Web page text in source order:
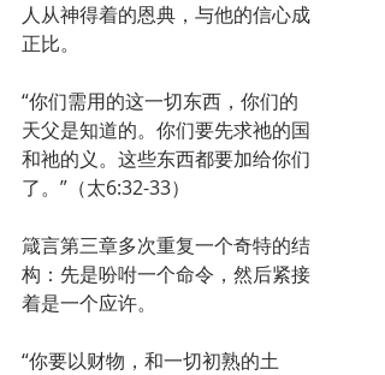
人从神得着的恩典，与他的信心成
正比。
“你们需用的这一切东西，你们的
天父是知道的。你们要先求祂的国
和祂的义。这些东西都要加给你们
了。”（太6:32-33）
箴言第三章多次重复一个奇特的结
构：先是吩咐一个命令，然后紧接
着是一个应许。
“你要以财物，和一切初熟的土